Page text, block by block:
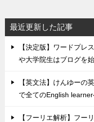
最近更新した記事
【決定版】ワードプレ
や大学院生はブログを
【英文法】けんゆーの
で全てのEnglish learner
【フーリエ解析】フー